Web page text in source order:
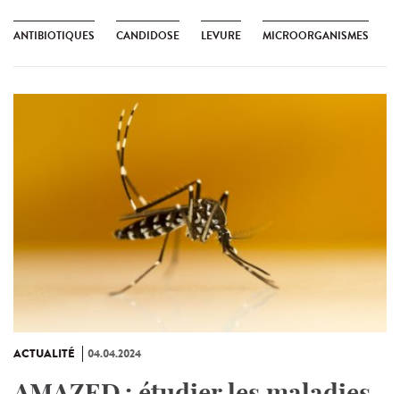
ANTIBIOTIQUES CANDIDOSE LEVURE MICROORGANISMES
ACTUALITÉ 04.04.2024